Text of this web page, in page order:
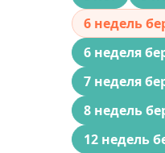
6 недель
6 неделя
7 неделя
8 недель
12 недель